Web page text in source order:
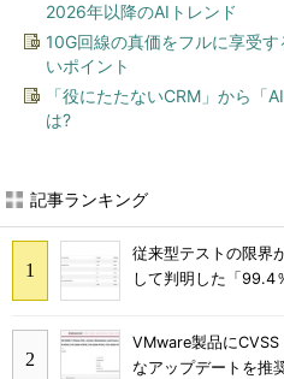
2026年以降のAIトレンド
10G回線の真価をフルに享受
いポイント
「役にたたないCRM」から「
は?
記事ランキング
従来型テストの限界
して判明した「99.4
VMware製品に
なアップデートを推